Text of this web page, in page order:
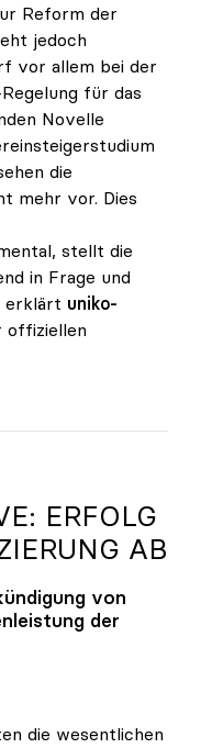
Reform der
jedoch
vor allem bei der
für das
Novelle
die
mehr vor. Dies
stellt die
in Frage und
erklärt uniko-
offiziellen
Einbindung
ERFOLG
AB
von
der
die wesentlichen